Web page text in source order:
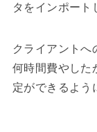
タをインポート
クライアントへ
何時間費やした
定ができるよう